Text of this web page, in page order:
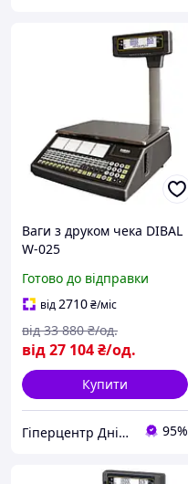
Ваги з друком чека DIBAL
W-025
Готово до відправки
від2710₴/міс
від27 104₴/од.
від 33 880 ₴/од.
Купити
Гіперцентр Дніпро - ваги, складська техніка, банківське обладнання 95%